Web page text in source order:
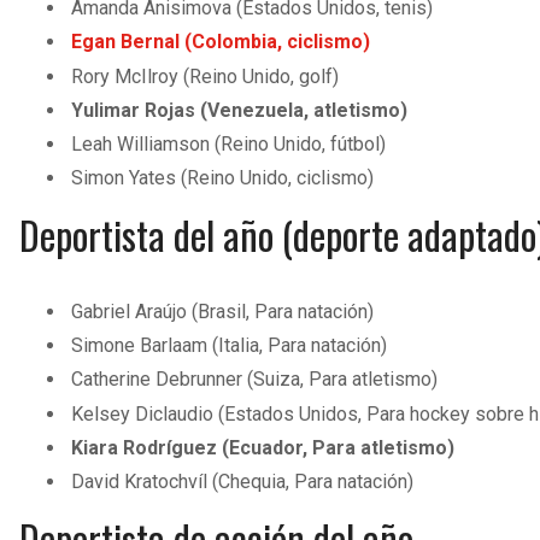
Amanda Anisimova (Estados Unidos, tenis)
Egan Bernal (Colombia, ciclismo)
Rory McIlroy (Reino Unido, golf)
Yulimar Rojas (Venezuela, atletismo)
Leah Williamson (Reino Unido, fútbol)
Simon Yates (Reino Unido, ciclismo)
Deportista del año (deporte
Gabriel Araújo (Brasil, Para natación)
Simone Barlaam (Italia, Para natación)
Catherine Debrunner (Suiza, Para atletismo)
Kelsey Diclaudio (Estados Unidos, Para hockey sobre
Kiara Rodríguez (Ecuador, Para atletismo)
David Kratochvíl (Chequia, Para natación)